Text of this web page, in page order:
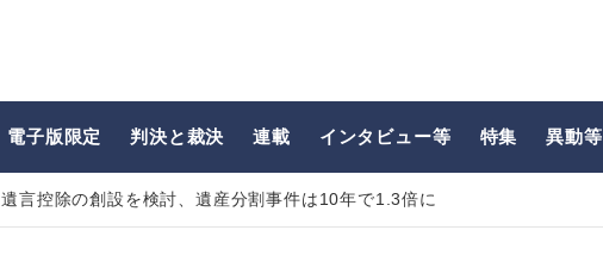
電子版限定 判決と裁決 連載 インタビュー等 特集 異動等
遺言控除の創設を検討、遺産分割事件は10年で1.3倍に